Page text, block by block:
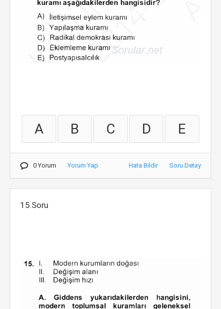
A B C D E
0 Yorum Yorum Yap Hata Bildir Soru Detay
15.Soru